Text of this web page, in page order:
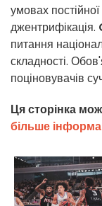
умовах
джентрифікація.
питання
складності.
поціновувачів
Ця сторінка
більше